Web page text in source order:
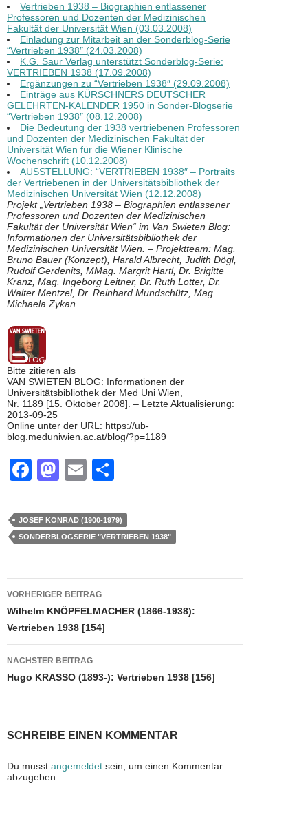
Vertrieben 1938 – Biographien entlassener
Professoren und Dozenten der Medizinischen
Fakultät der Universität Wien (03.03.2008)
Einladung zur Mitarbeit an der Sonderblog-Serie
“Vertrieben 1938″ (24.03.2008)
K.G. Saur Verlag unterstützt Sonderblog-Serie:
VERTRIEBEN 1938 (17.09.2008)
Ergänzungen zu “Vertrieben 1938″ (29.09.2008)
Einträge aus KÜRSCHNERS DEUTSCHER
GELEHRTEN-KALENDER 1950 in Sonder-Blogserie
“Vertrieben 1938″ (08.12.2008)
Die Bedeutung der 1938 vertriebenen Professoren
und Dozenten der Medizinischen Fakultät der
Universität Wien für die Wiener Klinische
Wochenschrift (10.12.2008)
AUSSTELLUNG: “VERTRIEBEN 1938″ – Portraits
der Vertriebenen in der Universitätsbibliothek der
Medizinischen Universität Wien (12.12.2008)
Projekt „Vertrieben 1938 – Biographien entlassener
Professoren und Dozenten der Medizinischen
Fakultät der Universität Wien“ im Van Swieten Blog:
Informationen der Universitätsbibliothek der
Medizinischen Universität Wien. – Projektteam: Mag.
Bruno Bauer (Konzept), Harald Albrecht, Judith Dögl,
Rudolf Gerdenits, MMag. Margrit Hartl, Dr. Brigitte
Kranz, Mag. Ingeborg Leitner, Dr. Ruth Lotter, Dr.
Walter Mentzel, Dr. Reinhard Mundschütz, Mag.
Michaela Zykan.
Bitte zitieren als
VAN SWIETEN BLOG: Informationen der
Universitätsbibliothek der Med Uni Wien,
Nr. 1189 [15. Oktober 2008]. – Letzte Aktualisierung:
2013-09-25
Online unter der URL: https://ub-
blog.meduniwien.ac.at/blog/?p=1189
F
c
e
o
o
k
M
st
o
o
n
E
ail e
n
JOSEF KONRAD (1900-1979)
SONDERBLOGSERIE "VERTRIEBEN 1938"
Beitragsnavigation
VORHERIGER BEITRAG
Wilhelm KNÖPFELMACHER (1866-1938):
Vertrieben 1938 [154]
NÄCHSTER BEITRAG
Hugo KRASSO (1893-): Vertrieben 1938 [156]
SCHREIBE EINEN KOMMENTAR
Du musst angemeldet sein, um einen Kommentar
abzugeben.